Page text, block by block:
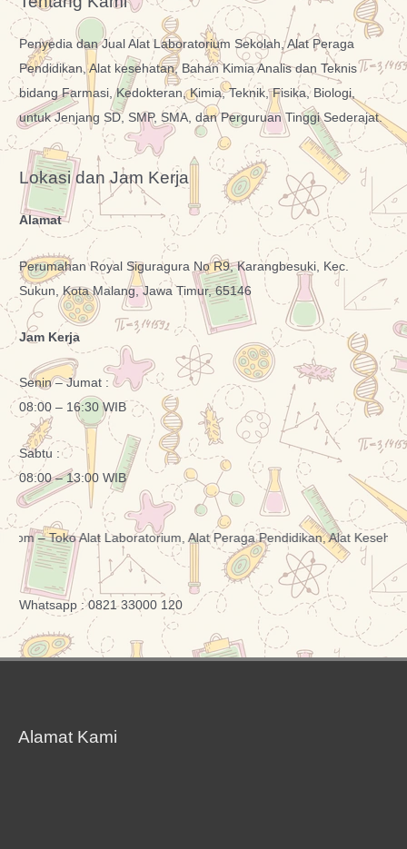
Penyedia dan Jual Alat Laboratorium Sekolah, Alat Peraga
Pendidikan, Alat kesehatan, Bahan Kimia Analis dan Teknis
bidang Farmasi, Kedokteran, Kimia, Teknik, Fisika, Biologi,
untuk Jenjang SD, SMP, SMA, dan Perguruan Tinggi Sederajat.
Lokasi dan Jam Kerja
Alamat
Perumahan Royal Siguragura No R9, Karangbesuki, Kec.
Sukun, Kota Malang, Jawa Timur, 65146
Jam Kerja
Senin – Jumat :
08:00 – 16:30 WIB
Sabtu :
08:00 – 13:00 WIB
Alat Laboratorium, Alat Peraga Pendidikan, Alat Kesehatan
Whatsapp : 0821 33000 120
Alamat Kami